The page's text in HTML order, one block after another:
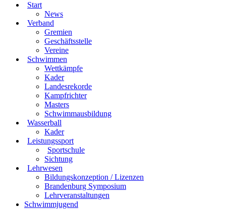
Start
News
Verband
Gremien
Geschäftsstelle
Vereine
Schwimmen
Wettkämpfe
Kader
Landesrekorde
Kampfrichter
Masters
Schwimmausbildung
Wasserball
Kader
Leistungssport
Sportschule
Sichtung
Lehrwesen
Bildungskonzeption / Lizenzen
Brandenburg Symposium
Lehrveranstaltungen
Schwimmjugend